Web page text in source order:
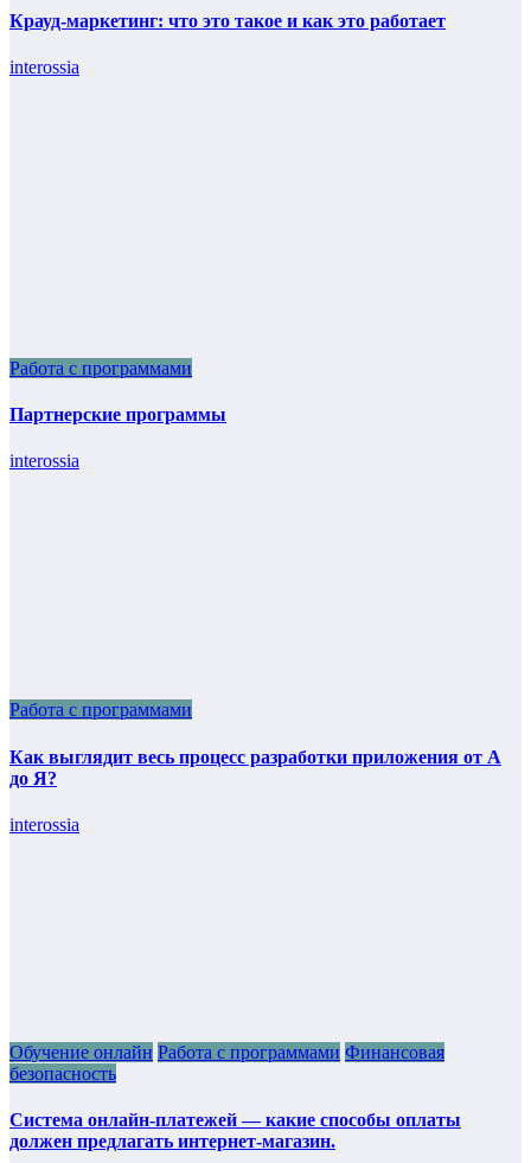
Крауд-маркетинг: что это такое и как это работает
interossia
Работа с программами
Партнерские программы
interossia
Работа с программами
Как выглядит весь процесс разработки приложения от А
до Я?
interossia
Обучение онлайн Работа с программами Финансовая
безопасность
Система онлайн-платежей — какие способы оплаты
должен предлагать интернет-магазин.